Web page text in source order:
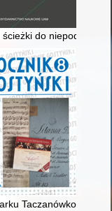
Gallipoli w
ścieżki do
Kultur mit
Taczanówko i jego